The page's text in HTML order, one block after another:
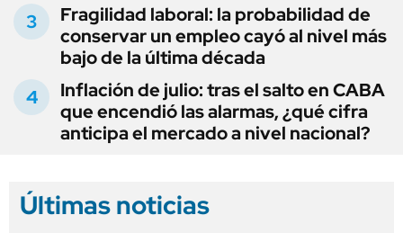
Fragilidad laboral: la probabilidad de
conservar un empleo cayó al nivel más
bajo de la última década
Inflación de julio: tras el salto en CABA
que encendió las alarmas, ¿qué cifra
anticipa el mercado a nivel nacional?
Últimas noticias